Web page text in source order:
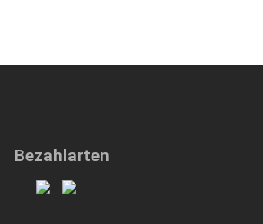
Bezahlarten